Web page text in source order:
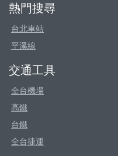
Footer
熱門搜尋
台北車站
平溪線
交通工具
全台機場
高鐵
台鐵
全台捷運